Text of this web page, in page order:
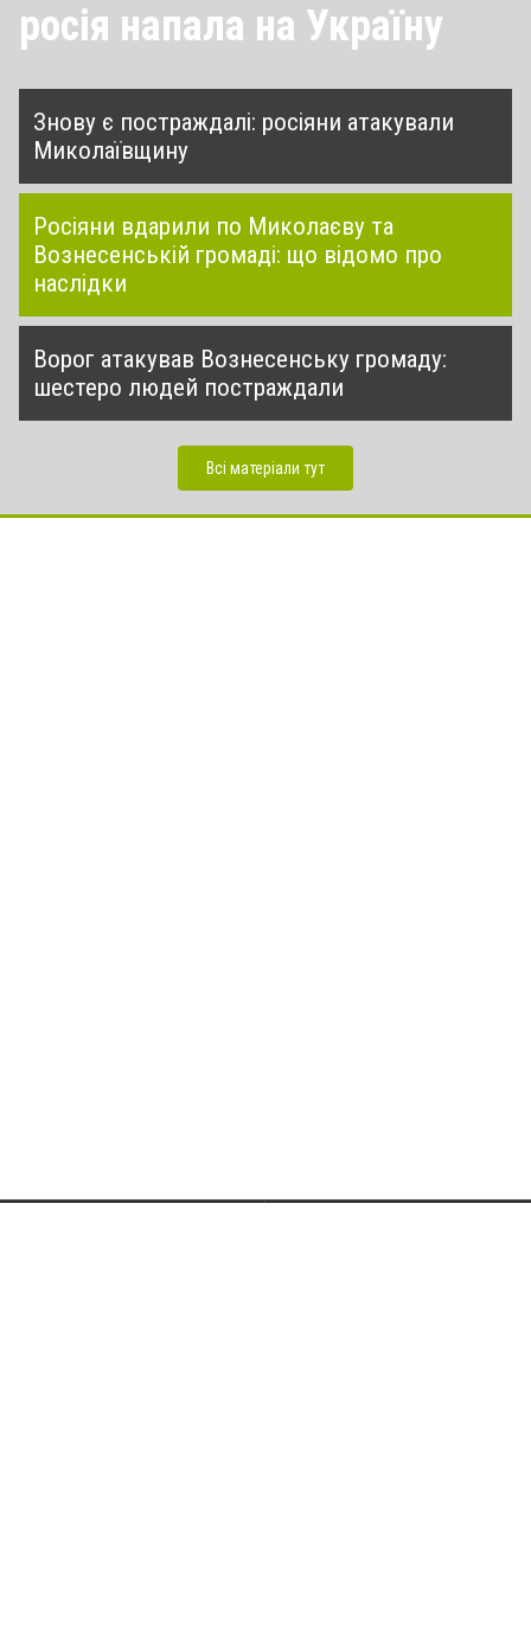
росія напала на Україну
Знову є постраждалі: росіяни атакували
Миколаївщину
Росіяни вдарили по Миколаєву та
Вознесенській громаді: що відомо про
наслідки
Ворог атакував Вознесенську громаду:
шестеро людей постраждали
Всі матеріали тут